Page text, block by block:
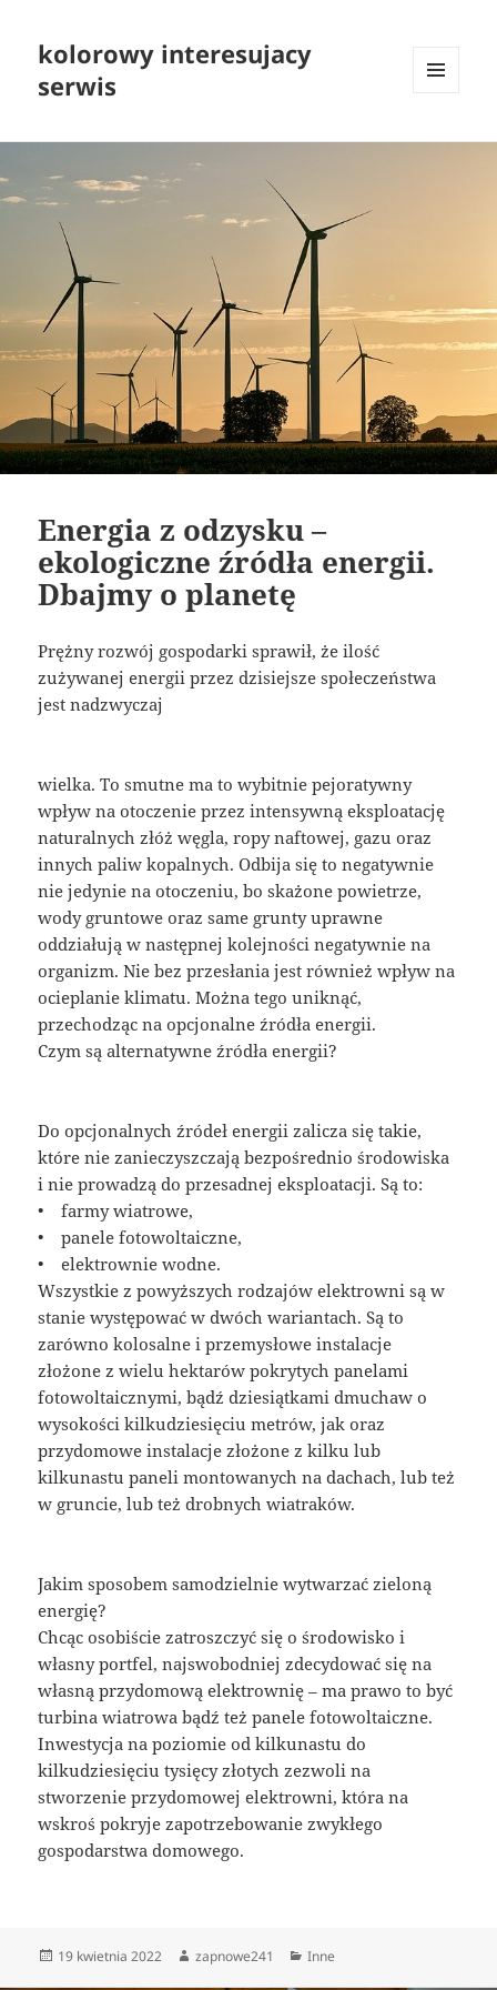
kolorowy interesujacy
serwis
WIDGETY
Energia z odzysku –
ekologiczne źródła energii.
Dbajmy o planetę
Prężny rozwój gospodarki sprawił, że ilość
zużywanej energii przez dzisiejsze społeczeństwa
jest nadzwyczaj
wielka. To smutne ma to wybitnie pejoratywny
wpływ na otoczenie przez intensywną eksploatację
naturalnych złóż węgla, ropy naftowej, gazu oraz
innych paliw kopalnych. Odbija się to negatywnie
nie jedynie na otoczeniu, bo skażone powietrze,
wody gruntowe oraz same grunty uprawne
oddziałują w następnej kolejności negatywnie na
organizm. Nie bez przesłania jest również wpływ na
ocieplanie klimatu. Można tego uniknąć,
przechodząc na opcjonalne źródła energii.
Czym są alternatywne źródła energii?
Do opcjonalnych źródeł energii zalicza się takie,
które nie zanieczyszczają bezpośrednio środowiska
i nie prowadzą do przesadnej eksploatacji. Są to:
• farmy wiatrowe,
• panele fotowoltaiczne,
• elektrownie wodne.
Wszystkie z powyższych rodzajów elektrowni są w
stanie występować w dwóch wariantach. Są to
zarówno kolosalne i przemysłowe instalacje
złożone z wielu hektarów pokrytych panelami
fotowoltaicznymi, bądź dziesiątkami dmuchaw o
wysokości kilkudziesięciu metrów, jak oraz
przydomowe instalacje złożone z kilku lub
kilkunastu paneli montowanych na dachach, lub też
w gruncie, lub też drobnych wiatraków.
Jakim sposobem samodzielnie wytwarzać zieloną
energię?
Chcąc osobiście zatroszczyć się o środowisko i
własny portfel, najswobodniej zdecydować się na
własną przydomową elektrownię – ma prawo to być
turbina wiatrowa bądź też panele fotowoltaiczne.
Inwestycja na poziomie od kilkunastu do
kilkudziesięciu tysięcy złotych zezwoli na
stworzenie przydomowej elektrowni, która na
wskroś pokryje zapotrzebowanie zwykłego
gospodarstwa domowego.
Data
19 kwietnia 2022 Autor
zapnowe241 Kategorie
Inne